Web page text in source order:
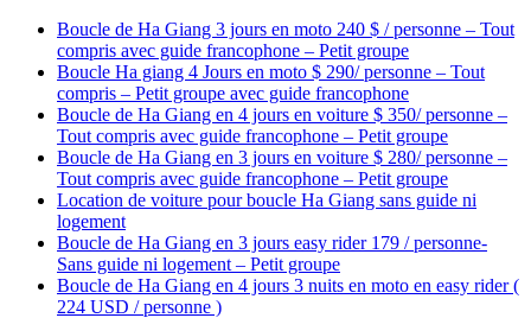
Boucle de Ha Giang 3 jours en moto 240 $ / personne – Tout
compris avec guide francophone – Petit groupe
Boucle Ha giang 4 Jours en moto $ 290/ personne – Tout
compris – Petit groupe avec guide francophone
Boucle de Ha Giang en 4 jours en voiture $ 350/ personne –
Tout compris avec guide francophone – Petit groupe
Boucle de Ha Giang en 3 jours en voiture $ 280/ personne –
Tout compris avec guide francophone – Petit groupe
Location de voiture pour boucle Ha Giang sans guide ni
logement
Boucle de Ha Giang en 3 jours easy rider 179 / personne-
Sans guide ni logement – Petit groupe
Boucle de Ha Giang en 4 jours 3 nuits en moto en easy rider (
224 USD / personne )